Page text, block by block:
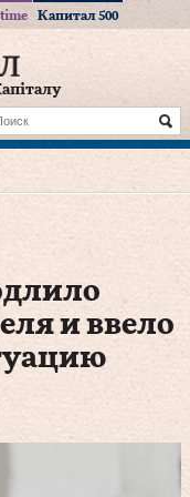
Капитал 500
и ввело